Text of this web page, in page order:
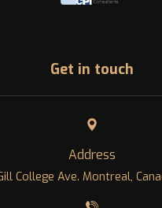
Get in touch
Address